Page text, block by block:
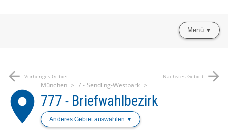
Menü
arrow_back Vorheriges Gebiet Nächstes Gebiet arrow_forward
place
München 7 - Sendling-Westpark
777 - Briefwahlbezirk
Anderes Gebiet auswählen